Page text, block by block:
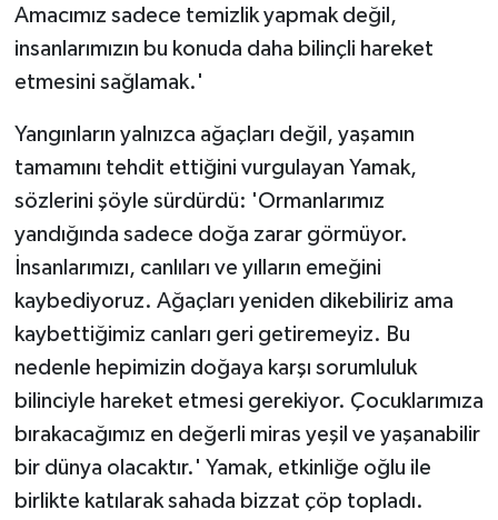
Amacımız sadece temizlik yapmak değil,
insanlarımızın bu konuda daha bilinçli hareket
etmesini sağlamak.'
Yangınların yalnızca ağaçları değil, yaşamın
tamamını tehdit ettiğini vurgulayan Yamak,
sözlerini şöyle sürdürdü: 'Ormanlarımız
yandığında sadece doğa zarar görmüyor.
İnsanlarımızı, canlıları ve yılların emeğini
kaybediyoruz. Ağaçları yeniden dikebiliriz ama
kaybettiğimiz canları geri getiremeyiz. Bu
nedenle hepimizin doğaya karşı sorumluluk
bilinciyle hareket etmesi gerekiyor. Çocuklarımıza
bırakacağımız en değerli miras yeşil ve yaşanabilir
bir dünya olacaktır.' Yamak, etkinliğe oğlu ile
birlikte katılarak sahada bizzat çöp topladı.